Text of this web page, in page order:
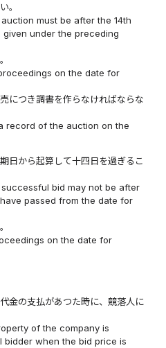
。
must be after the 14th
under the preceding
on the date for
につき調書を作らなければならな
record of the auction on the
日から起算して十四日を過ぎるこ
bid may not be after
passed from the date for
on the date for
金の支払があつた時に、競落人に
of the company is
when the bid price is